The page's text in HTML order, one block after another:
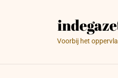
Voorbij het